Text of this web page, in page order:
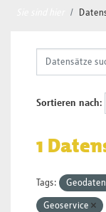
Sortieren nach
1
Tags: Geodaten
Geoservice